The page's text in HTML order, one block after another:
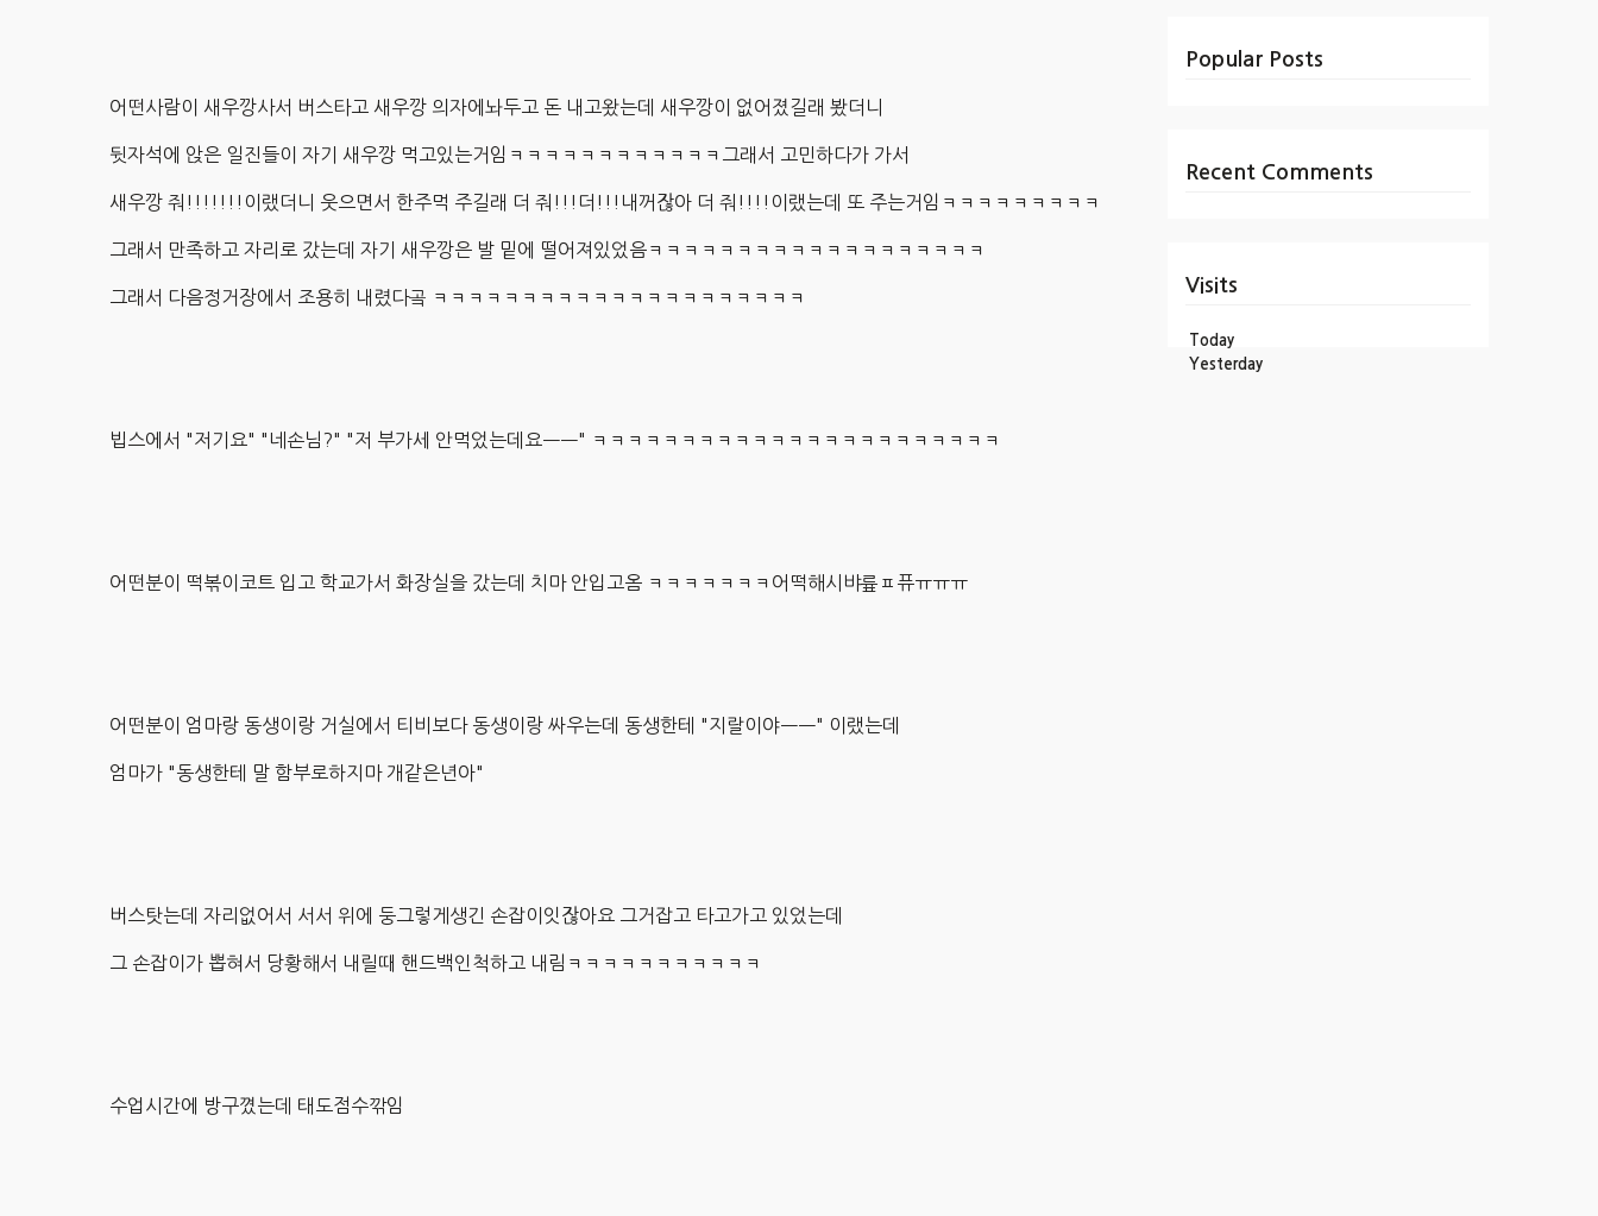
Popular Posts
Recent Comments
Visits
Today
Yesterday
어떤사람이 새우깡사서 버스타고 새우깡 의자에놔두고 돈 내고왔는데 새우깡이 없어졌길래 봤더니
뒷자석에 앉은 일진들이 자기 새우깡 먹고있는거임ㅋㅋㅋㅋㅋㅋㅋㅋㅋㅋㅋㅋ그래서 고민하다가 가서
새우깡 줘!!!!!!!이랬더니 웃으면서 한주먹 주길래 더 줘!!!더!!!내꺼잖아 더 줘!!!!이랬는데 또 주는거임ㅋㅋㅋㅋㅋㅋㅋㅋㅋ
그래서 만족하고 자리로 갔는데 자기 새우깡은 발 밑에 떨어져있었음ㅋㅋㅋㅋㅋㅋㅋㅋㅋㅋㅋㅋㅋㅋㅋㅋㅋㅋㅋ
그래서 다음정거장에서 조용히 내렸다곸 ㅋㅋㅋㅋㅋㅋㅋㅋㅋㅋㅋㅋㅋㅋㅋㅋㅋㅋㅋㅋㅋ
빕스에서 "저기요" "네손님?" "저 부가세 안먹었는데요ㅡㅡ" ㅋㅋㅋㅋㅋㅋㅋㅋㅋㅋㅋㅋㅋㅋㅋㅋㅋㅋㅋㅋㅋㅋㅋ
어떤분이 떡볶이코트 입고 학교가서 화장실을 갔는데 치마 안입고옴 ㅋㅋㅋㅋㅋㅋㅋ어떡해시뱌륲ㅍ퓨ㅠㅠㅠ
어떤분이 엄마랑 동생이랑 거실에서 티비보다 동생이랑 싸우는데 동생한테 "지랄이야ㅡㅡ" 이랬는데
엄마가 "동생한테 말 함부로하지마 개같은년아"
버스탓는데 자리없어서 서서 위에 둥그렇게생긴 손잡이잇잖아요 그거잡고 타고가고 있었는데
그 손잡이가 뽑혀서 당황해서 내릴때 핸드백인척하고 내림ㅋㅋㅋㅋㅋㅋㅋㅋㅋㅋㅋ
수업시간에 방구꼈는데 태도점수깎임